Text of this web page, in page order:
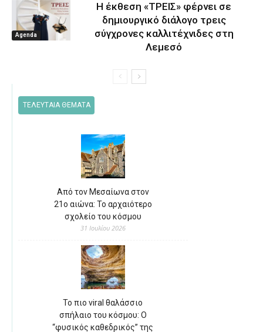
Agenda
Η έκθεση «ΤΡΕΙΣ» φέρνει σε
δημιουργικό διάλογο τρεις
σύγχρονες καλλιτέχνιδες στη
Λεμεσό
ΤΕΛΕΥΤΑΙΑ ΘΕΜΑΤΑ
Από τον Μεσαίωνα στον
21ο αιώνα: Το αρχαιότερο
σχολείο του κόσμου
31 Ιουλίου 2026
Το πιο viral θαλάσσιο
σπήλαιο του κόσμου: Ο
“φυσικός καθεδρικός” της